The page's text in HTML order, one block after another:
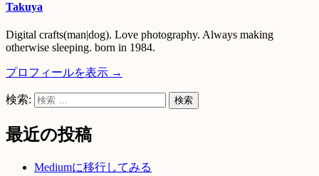
Takuya
Digital crafts(man|dog). Love photography. Always making
otherwise sleeping. born in 1984.
プロフィールを表示 →
検索:
最近の投稿
Mediumに移行してみる